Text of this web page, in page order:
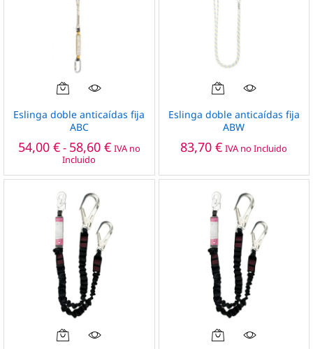
página
de
producto
Este
producto
tiene
múltiples
variantes.
se
pueden
elegir
en
la
página
de
producto
Eslinga doble anticaídas fija
ABC
54,00 €- 58,60 €Rango
de
desde
IVA no
Incluido
Eslinga doble anticaídas fija
ABW
83,70€ IVA no Incluido
Este